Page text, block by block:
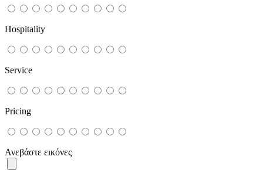
Hospitality
Service
Pricing
Ανεβάστε εικόνες